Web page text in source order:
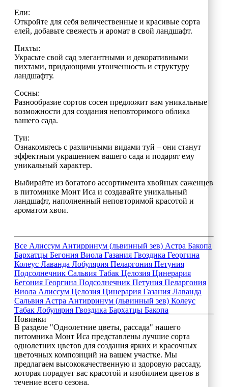
Ели:
Откройте для себя величественные и красивые сорта
елей, добавьте свежесть и аромат в свой ландшафт.
Пихты:
Украсьте свой сад элегантными и декоративными
пихтами, придающими утонченность и структуру
ландшафту.
Сосны:
Разнообразие сортов сосен предложит вам уникальные
возможности для создания неповторимого облика
вашего сада.
Туи:
Ознакомьтесь с различными видами туй – они станут
эффектным украшением вашего сада и подарят ему
уникальный характер.
Выбирайте из богатого ассортимента хвойных саженцев
в питомнике Монт Иса и создавайте уникальный
ландшафт, наполненный неповторимой красотой и
ароматом хвои.
Все Алиссум Антирринум (львинный зев) Астра Бакопа
Бархатцы Бегония Виола Газания Гвоздика Георгина
Колеус Лаванда Лобулярия Пеларгония Петуния
Подсолнечник Сальвия Табак Целозия Цинерария
Бегония Георгина Подсолнечник Петуния Пеларгония
Виола Алиссум Целозия Цинерария Газания Лаванда
Сальвия Астра Антирринум (львинный зев) Колеус
Табак Лобулярия Гвоздика Бархатцы Бакопа
Новинки
В разделе "Однолетние цветы, рассада" нашего
питомника Монт Иса представлены лучшие сорта
однолетних цветов для создания ярких и красочных
цветочных композиций на вашем участке. Мы
предлагаем высококачественную и здоровую рассаду,
которая порадует вас красотой и изобилием цветов в
течение всего сезона.